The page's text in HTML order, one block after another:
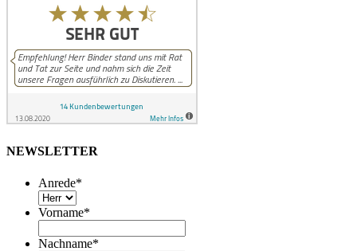
NEWSLETTER
Anrede*
Vorname*
Nachname*